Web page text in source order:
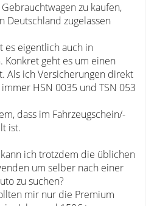
zu kaufen,
Deutschland zugelassen
es eigentlich auch in
Konkret geht es um einen
Als ich Versicherungen direkt
HSN 0035 und TSN 053
dass im Fahrzeugschein/-
ist.
ich trotzdem die üblichen
um selber nach einer
zu suchen?
mir nur die Premium